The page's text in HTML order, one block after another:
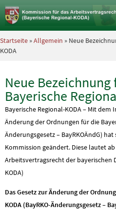
Startseite »Allgemein » Neue
KODA
Neue Bezeichnung
Bayerische
Bayerische Regional-KODA – Mit
Änderung der Ordnungen für die
Änderungsgesetz – BayRKOÄndG)
Kommission geändert. Diese lautet
Arbeitsvertragsrecht der bayerischen
KODA)
Das Gesetz zur Änderung der
KODA (BayRKO-Änderungsgesetz –